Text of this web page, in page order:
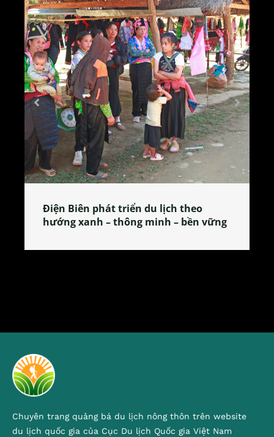
Làng làm bánh tẻ Phú Nhi – nơi lan
tỏa đặc sản xứ Đoài
Chuyên trang quảng bá du lịch nông thôn trên website
du lịch quốc gia của Cục Du lịch Quốc gia Việt Nam